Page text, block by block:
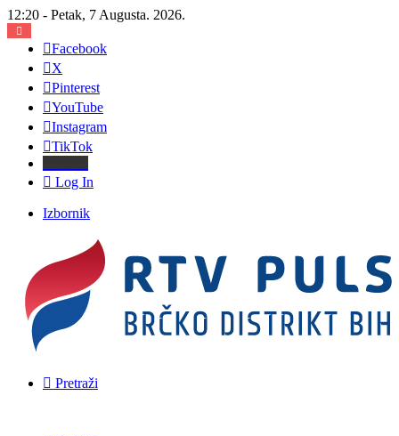
12:20 - Petak, 7 Augusta. 2026.
Facebook
X
Pinterest
YouTube
Instagram
TikTok
Log In
Izbornik
Pretraži